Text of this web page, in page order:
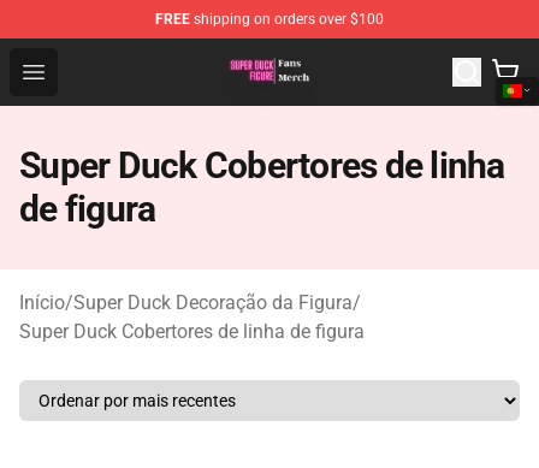
FREE shipping on orders over $100
Open menu
Super Duck Figure Shop - The Best Store of Super Duck
Super Duck Cobertores de linha
de figura
Início/Super Duck Decoração da Figura/
Super Duck Cobertores de linha de figura